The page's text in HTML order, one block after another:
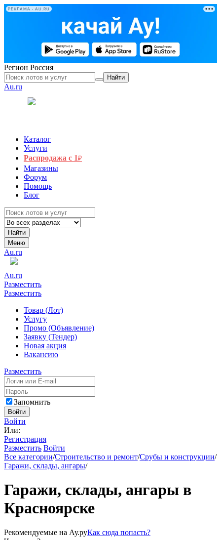
РЕКЛАМА • AU.RU
Регион Россия
Найти
Au.ru
Каталог
Услуги
Распродажа с 1₽
Магазины
Форум
Помощь
Блог
Найти
Меню
Au.ru
Au.ru
Разместить
Разместить
Товар (Лот)
Услугу
Промо (Объявление)
Заявку (Тендер)
Новая акция
Вакансию
Разместить
Запомнить
Войти
Войти
Или:
Регистрация
Разместить Войти
Все категории/Строительство и ремонт/Срубы и конструкции/
Гаражи, склады, ангары/
Гаражи, склады, ангары в
Красноярске
Рекомендуемые на Ау.руКак сюда попасть?